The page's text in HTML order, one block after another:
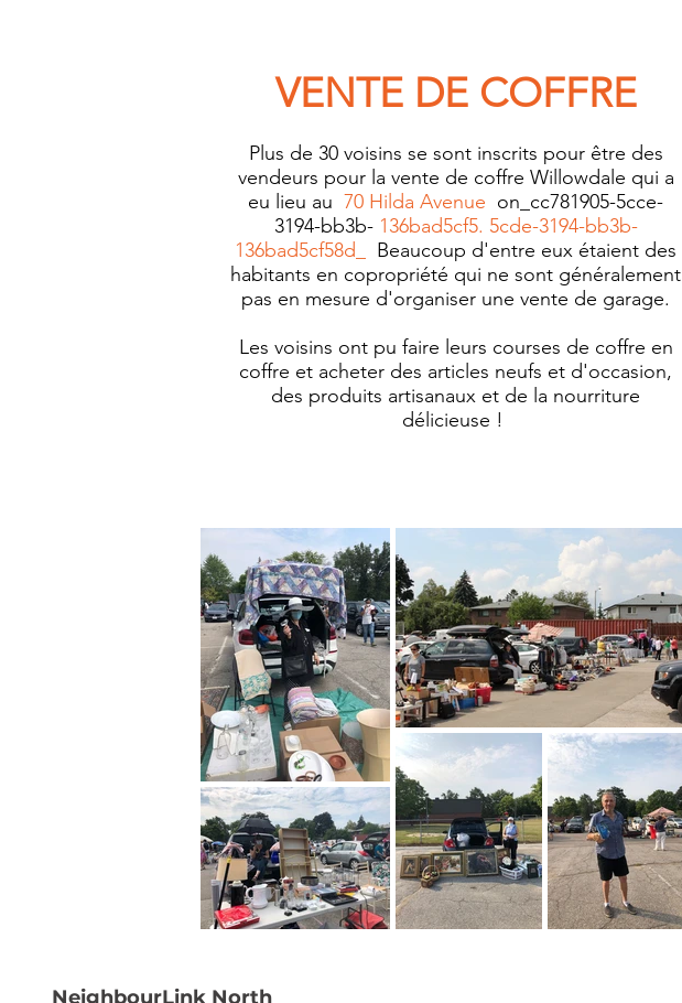
VENTE DE COFFRE
Plus de 30 voisins se sont inscrits pour être des
vendeurs pour la vente de coffre Willowdale qui a
eu lieu au 70 Hilda Avenue on_cc781905-5cce-
3194-bb3b- 136bad5cf5. 5cde-3194-bb3b-
136bad5cf58d_
Beaucoup d'entre eux étaient des
habitants en copropriété qui ne sont généralement
pas en mesure d'organiser une vente de garage.
Les voisins ont pu faire leurs courses de coffre en
coffre et acheter des articles neufs et d'occasion,
des produits artisanaux et de la nourriture
délicieuse !
NeighbourLink North